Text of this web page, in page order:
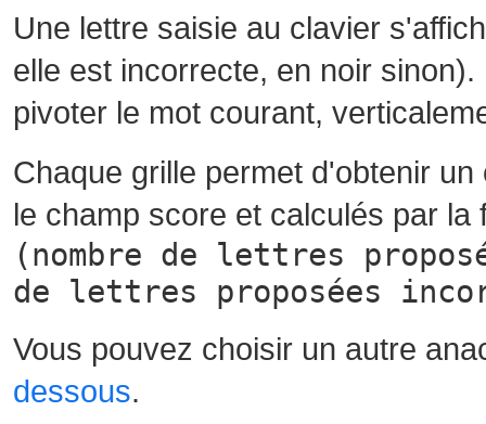
Une lettre saisie au clavier
elle est incorrecte, en noir
pivoter le mot courant,
Chaque grille permet d'obtenir
le champ score et calculés par la
(nombre de lettres
de lettres proposées
Vous pouvez choisir un autre
dessous.